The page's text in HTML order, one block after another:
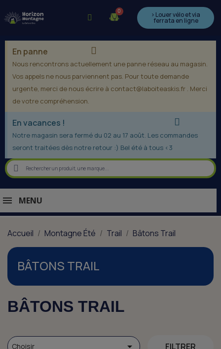
> Louer vélo et via
ferrata en ligne
En panne
Nous rencontrons actuellement une panne réseau au magasin.
Vos appels ne nous parviennent pas. Pour toute demande
urgente, merci de nous écrire à contact@laboiteaskis.fr . Merci
de votre compréhension.
En vacances !
Notre magasin sera fermé du 02 au 17 août. Les commandes
seront traitées dès notre retour :) Bel été à tous <3
MENU
Accueil Montagne Été Trail Bâtons Trail
BÂTONS TRAIL
BÂTONS TRAIL
Choisir  FILTRER